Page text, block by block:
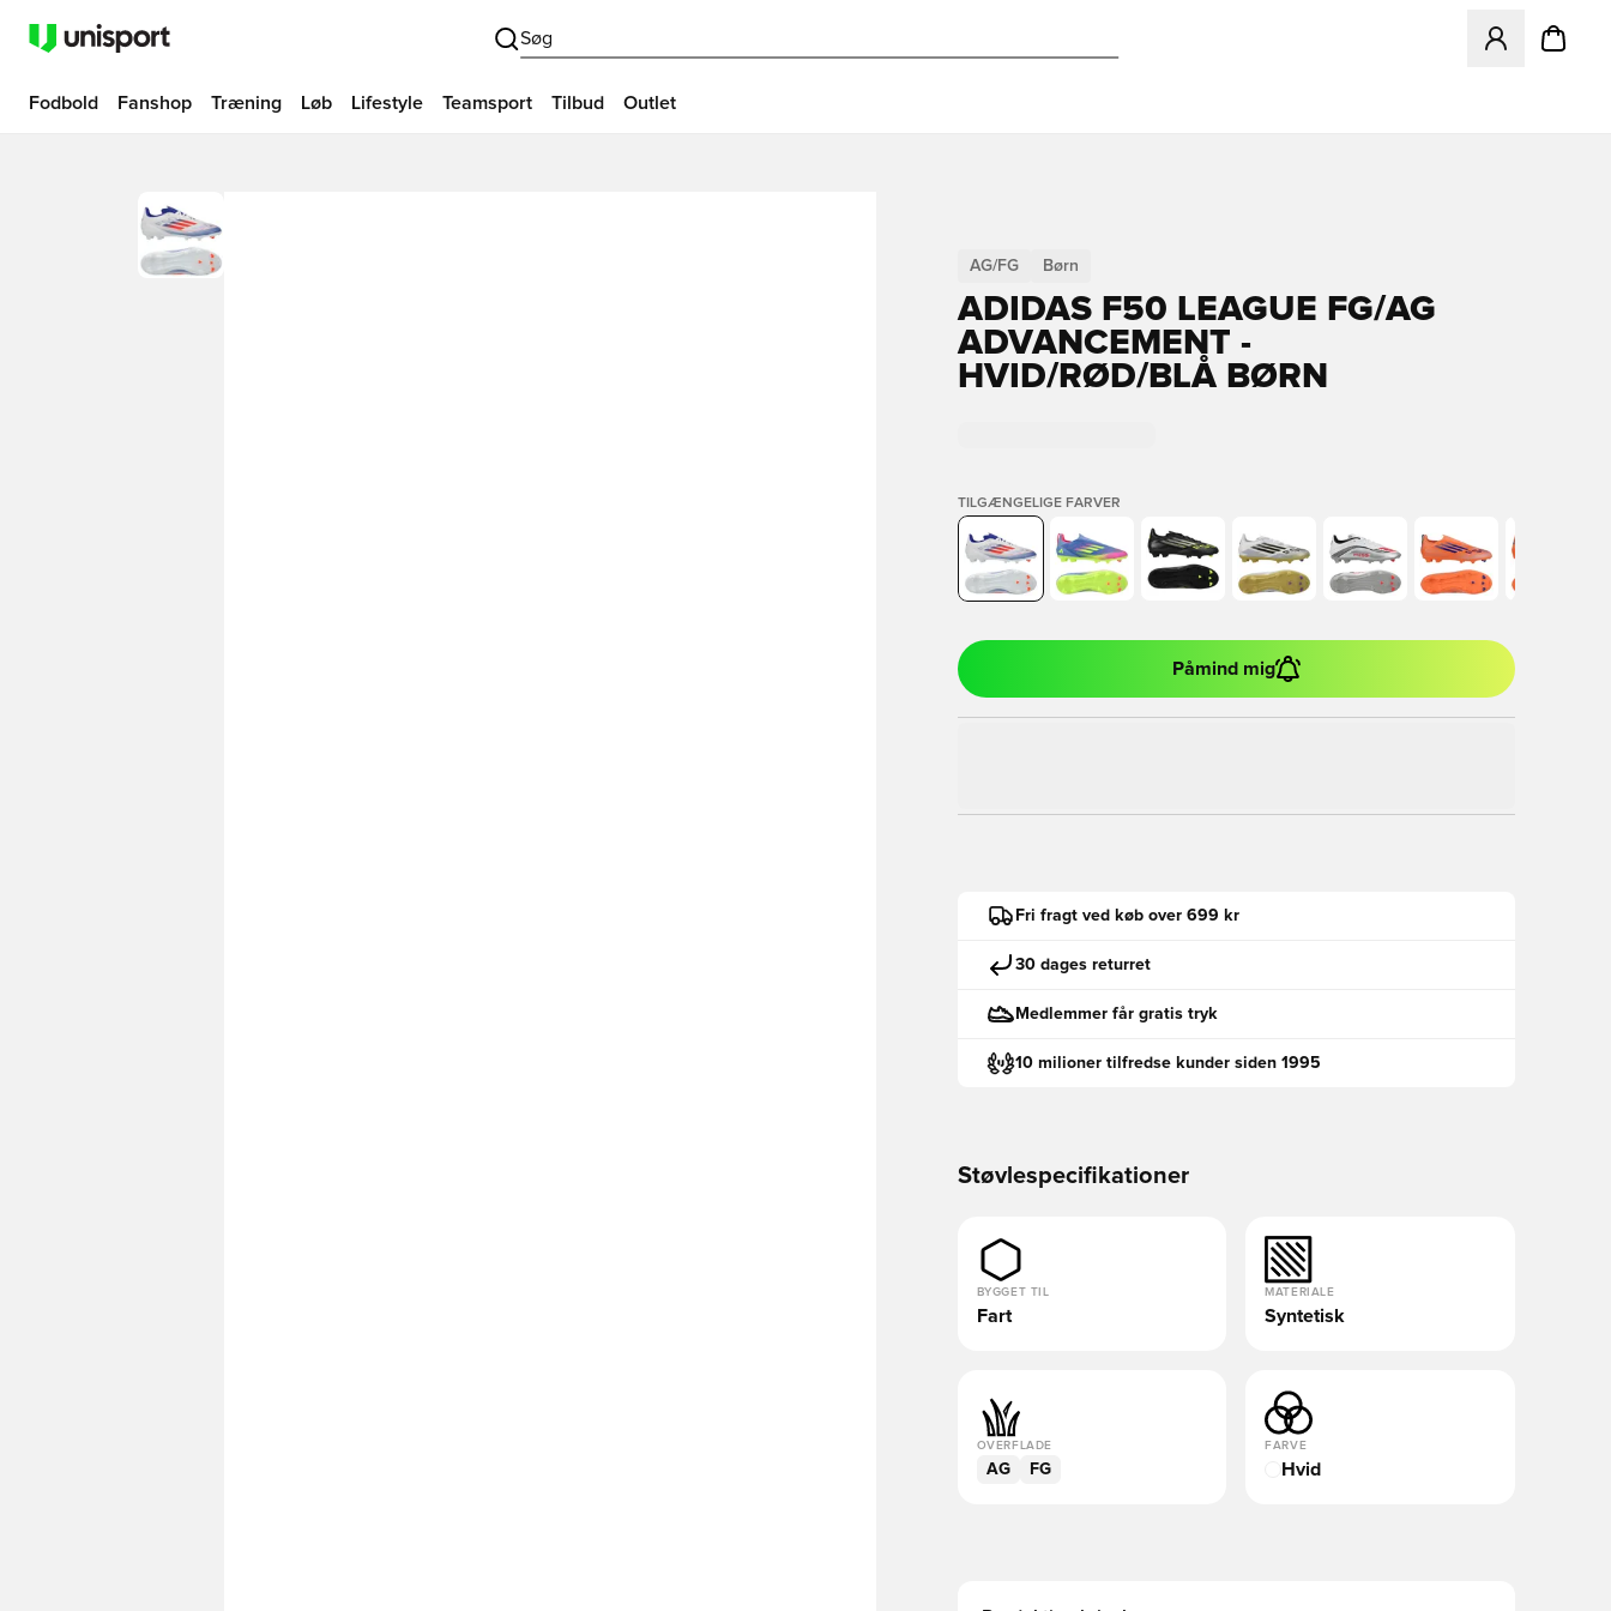
Søg
Åbner en
Fodbold Fanshop Træning Løb Lifestyle Teamsport Tilbud Outlet
AG/FG Børn
ADIDAS F50 LEAGUE FG/AG
ADVANCEMENT -
HVID/RØD/BLÅ BØRN
TILGÆNGELIGE FARVER
Påmind mig
Fri fragt ved køb over 699 kr
30 dages returret
Medlemmer får gratis tryk
10 milioner tilfredse kunder siden 1995
Støvlespecifikationer
BYGGET TIL
Fart
MATERIALE
Syntetisk
OVERFLADE
AG FG
FARVE
Hvid